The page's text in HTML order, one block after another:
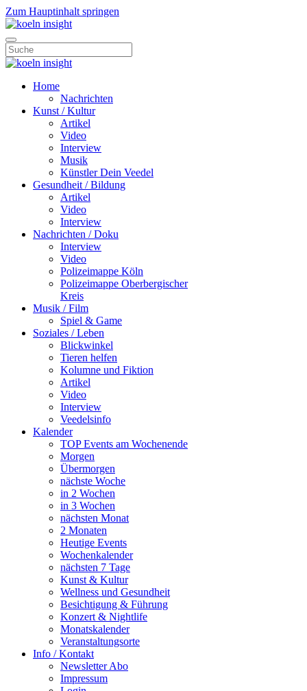
Zum Hauptinhalt springen
Home
Nachrichten
Kunst / Kultur
Artikel
Video
Interview
Musik
Künstler Dein Veedel
Gesundheit / Bildung
Artikel
Video
Interview
Nachrichten / Doku
Interview
Video
Polizeimappe Köln
Polizeimappe Oberbergischer
Kreis
Musik / Film
Spiel & Game
Soziales / Leben
Blickwinkel
Tieren helfen
Kolumne und Fiktion
Artikel
Video
Interview
Veedelsinfo
Kalender
TOP Events am Wochenende
Morgen
Übermorgen
nächste Woche
in 2 Wochen
in 3 Wochen
nächsten Monat
2 Monaten
Heutige Events
Wochenkalender
nächsten 7 Tage
Kunst & Kultur
Wellness und Gesundheit
Besichtigung & Führung
Konzert & Nightlife
Monatskalender
Veranstaltungsorte
Info / Kontakt
Newsletter Abo
Impressum